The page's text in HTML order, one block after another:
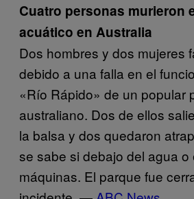
Cuatro personas murieron
acuático en Australia
Dos hombres y dos mujeres
debido a una falla en el
«Río Rápido» de un popular
australiano. Dos de ellos
la balsa y dos quedaron
se sabe si debajo del agua o
máquinas. El parque fue